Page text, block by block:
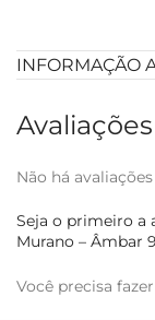
INFORMAÇÃO
Avaliações
Não há
Seja o primeiro a
Murano – Âmbar
Você precisa fazer